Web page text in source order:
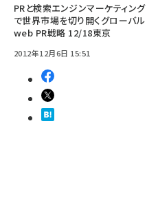
PRと検索エンジンマーケティング
で世界市場を切り開くグローバル
web PR戦略 12/18東京
2012年12月6日 15:51